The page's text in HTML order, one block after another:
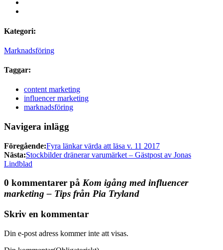
Kategori:
Marknadsföring
Taggar:
content marketing
influencer marketing
marknadsföring
Navigera inlägg
Föregående:Fyra länkar värda att läsa v. 11 2017
Nästa:Stockbilder dränerar varumärket – Gästpost av Jonas
Lindblad
0 kommentarer på Kom igång med influencer
marketing – Tips från Pia Tryland
Skriv en kommentar
Din e-post adress kommer inte att visas.